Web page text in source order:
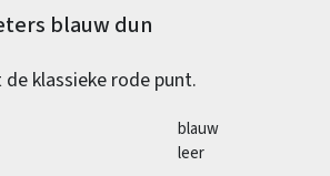
blauw dun
klassieke rode punt.
blauw
leer